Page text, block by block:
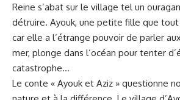
Reine s’abat sur le village tel un
détruire. Ayouk, une petite fille que
car elle a l’étrange pouvoir de parler
mer, plonge dans l’océan pour tenter
catastrophe…
Le conte « Ayouk et Aziz » questionne